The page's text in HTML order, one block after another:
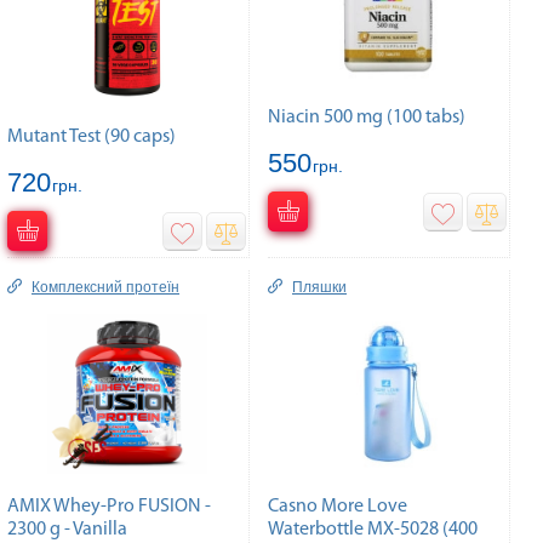
Mutant Test (90 caps)
720грн.
Niacin 500 mg (100 tabs)
550грн.
Комплексний протеїн
AMIX Whey-Pro FUSION -
2300 g - Vanilla
Пляшки
Casno More Love
Waterbottle MX-5028 (400